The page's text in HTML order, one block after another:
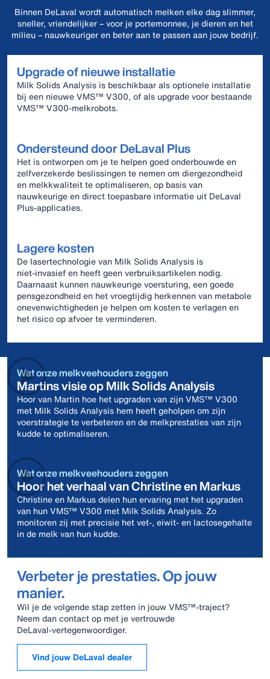
Binnen DeLaval wordt automatisch melken elke dag slimmer,
sneller, vriendelijker – voor je portemonnee, je dieren en het
milieu – nauwkeuriger en beter aan te passen aan jouw bedrijf.
Upgrade of nieuwe installatie
Milk Solids Analysis is beschikbaar als optionele installatie
bij een nieuwe VMS™ V300, of als upgrade voor bestaande
VMS™ V300‑melkrobots.
Ondersteund door DeLaval Plus
Het is ontworpen om je te helpen goed onderbouwde en
zelfverzekerde beslissingen te nemen om diergezondheid
en melkkwaliteit te optimaliseren, op basis van
nauwkeurige en direct toepasbare informatie uit DeLaval
Plus‑applicaties.
Lagere kosten
De lasertechnologie van Milk Solids Analysis is
niet‑invasief en heeft geen verbruiksartikelen nodig.
Daarnaast kunnen nauwkeurige voersturing, een goede
pensgezondheid en het vroegtijdig herkennen van metabole
onevenwichtigheden je helpen om kosten te verlagen en
het risico op afvoer te verminderen.
Wat onze melkveehouders zeggen
Martins visie op Milk Solids Analysis
Hoor van Martin hoe het upgraden van zijn VMS™ V300
met Milk Solids Analysis hem heeft geholpen om zijn
voerstrategie te verbeteren en de melkprestaties van zijn
kudde te optimaliseren.
Wat onze melkveehouders zeggen
Hoor het verhaal van Christine en Markus
Christine en Markus delen hun ervaring met het upgraden
van hun VMS™ V300 met Milk Solids Analysis. Zo
monitoren zij met precisie het vet-, eiwit- en lactosegehalte
in de melk van hun kudde.
Verbeter je prestaties. Op jouw
manier.
Wil je de volgende stap zetten in jouw VMS™‑traject?
Neem dan contact op met je vertrouwde
DeLaval‑vertegenwoordiger.
Vind jouw DeLaval dealer